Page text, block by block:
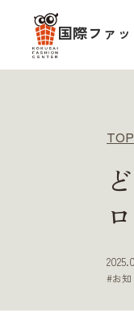
国際ファ
TOP
お